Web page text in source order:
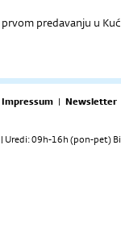
predavanju u
Impressum | Newsletter
Uredi: 09h-16h (pon-pet)